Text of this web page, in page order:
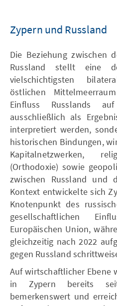
Zypern und Russland
Die Beziehung zwischen
Russland stellt eine
vielschichtigsten
östlichen
Einfluss Russlands
ausschließlich als
interpretiert werden,
historischen Bindungen,
Kapitalnetzwerken,
(Orthodoxie) sowie
zwischen Russland und
Kontext entwickelte sich
Knotenpunkt des
gesellschaftlichen
Europäischen Union,
gleichzeitig nach 2022
gegen Russland
Auf wirtschaftlicher Ebene
in Zypern bereits
bemerkenswert und